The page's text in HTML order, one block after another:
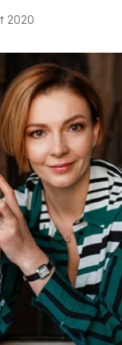
2020